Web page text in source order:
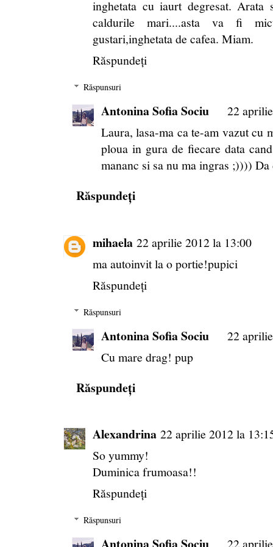
inghetata cu iaurt degresat. Arata
caldurile mari....asta va fi
gustari,inghetata de cafea. Miam.
Răspundeți
Răspunsuri
Antonina Sofia Sociu
22
Laura, lasa-ma ca te-am vazut cu
ploua in gura de fiecare data
mananc si sa nu ma ingras ;))))
Răspundeți
mihaela 22 aprilie 2012 la 13:00
ma autoinvit la o portie!pupici
Răspundeți
Răspunsuri
Antonina Sofia Sociu
22
Cu mare drag! pup
Răspundeți
Alexandrina 22 aprilie 2012 la
So yummy!
Duminica frumoasa!!
Răspundeți
Răspunsuri
22